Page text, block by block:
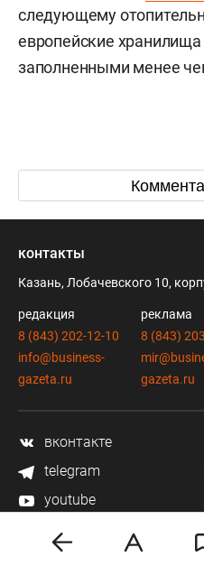
следующему
европейские хранилища
заполненными менее
контакты
Казань, Лобачевского 10,
редакция
8 (843) 202-12-10
info@business-
gazeta.ru
реклама
8 (843)
gazeta.ru
вконтакте
telegram
youtube